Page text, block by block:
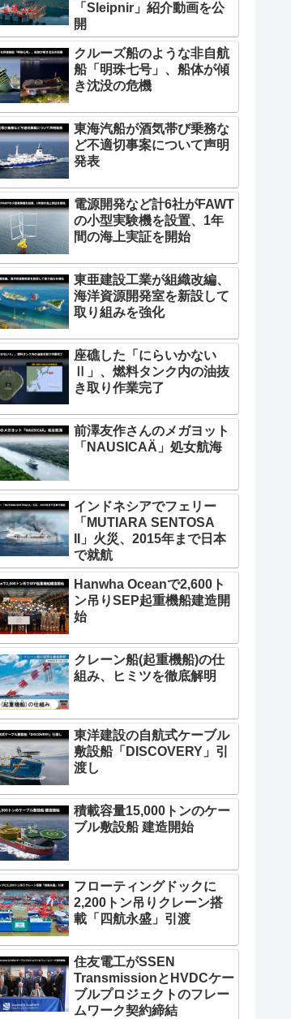
「Sleipnir」紹介動画を公
開
クルーズ船のような非自航
船「明珠七号」、船体が傾
き沈没の危機
東海汽船が酒気帯び乗務な
ど不適切事案について声明
発表
電源開発など計6社がFAWT
の小型実験機を設置、1年
間の海上実証を開始
東亜建設工業が組織改編、
海洋資源開発室を新設して
取り組みを強化
座礁した「にらいかない
Ⅱ」、燃料タンク内の油抜
き取り作業完了
前澤友作さんのメガヨット
「NAUSICAÄ」処女航海
インドネシアでフェリー
「MUTIARA SENTOSA
II」火災、2015年まで日本
で就航
Hanwha Oceanで2,600ト
ン吊りSEP起重機船建造開
始
クレーン船(起重機船)の仕
組み、ヒミツを徹底解明
東洋建設の自航式ケーブル
敷設船「DISCOVERY」引
渡し
積載容量15,000トンのケー
ブル敷設船 建造開始
フローティングドックに
2,200トン吊りクレーン搭
載「四航永盛」引渡
住友電工がSSEN
TransmissionとHVDCケー
ブルプロジェクトのフレー
ムワーク契約締結